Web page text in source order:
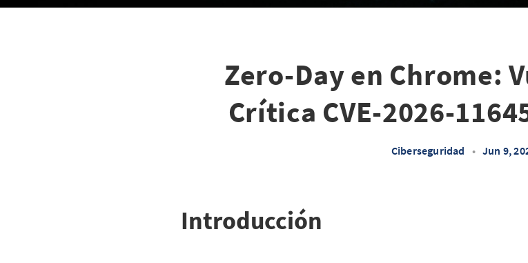
Zero-Day en Chrome:
Crítica CVE-2026-
Ciberseguridad • Jun 9,
Introducción